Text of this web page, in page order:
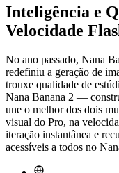
Inteligência e
Velocidade
No ano passado, Nana
redefiniu a geração de
trouxe qualidade de
Nana Banana 2 —
une o melhor dos dois
visual do Pro, na
iteração instantânea e
acessíveis a todos no